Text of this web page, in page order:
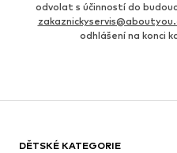
odvolat s účinností do
odhlášení na konci
DĚTSKÉ KATEGORIE